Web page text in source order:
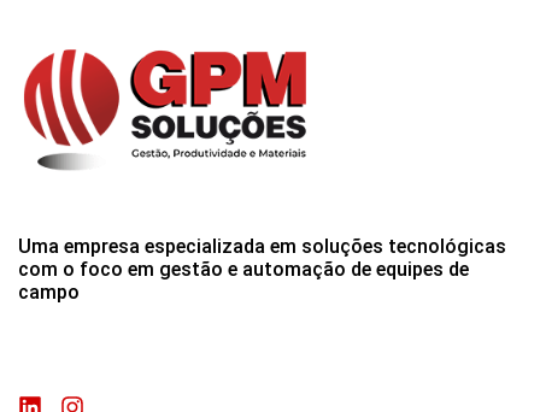
Uma empresa especializada em soluções tecnológicas
com o foco em gestão e automação de equipes de
campo